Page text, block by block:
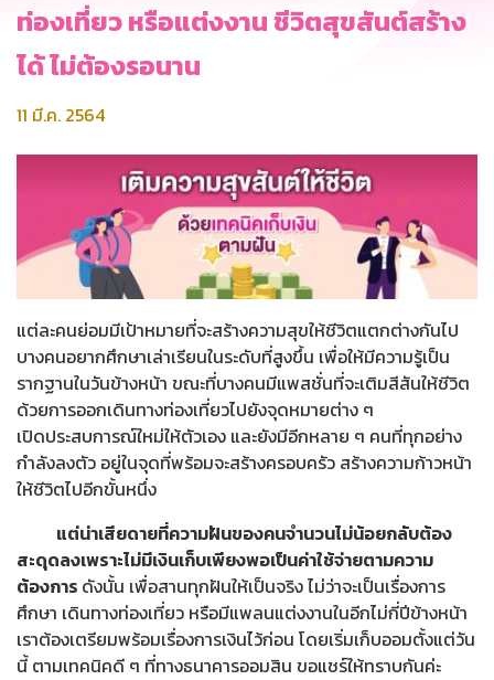
ท่องเที่ยว หรือแต่งงาน ชีวิตสุขสันต์สร้าง
ได้ ไม่ต้องรอนาน
11 มี.ค. 2564
แต่ละคนย่อมมีเป้าหมายที่จะสร้างความสุขให้ชีวิตแตกต่างกันไป
บางคนอยากศึกษาเล่าเรียนในระดับที่สูงขึ้น เพื่อให้มีความรู้เป็น
รากฐานในวันข้างหน้า ขณะที่บางคนมีแพสชั่นที่จะเติมสีสันให้ชีวิต
ด้วยการออกเดินทางท่องเที่ยวไปยังจุดหมายต่าง ๆ
เปิดประสบการณ์ใหม่ให้ตัวเอง และยังมีอีกหลาย ๆ คนที่ทุกอย่าง
กำลังลงตัว อยู่ในจุดที่พร้อมจะสร้างครอบครัว สร้างความก้าวหน้า
ให้ชีวิตไปอีกขั้นหนึ่ง
แต่น่าเสียดายที่ความฝันของคนจำนวนไม่น้อยกลับต้อง
สะดุดลงเพราะไม่มีเงินเก็บเพียงพอเป็นค่าใช้จ่ายตามความ
ต้องการ ดังนั้น เพื่อสานทุกฝันให้เป็นจริง ไม่ว่าจะเป็นเรื่องการ
ศึกษา เดินทางท่องเที่ยว หรือมีแพลนแต่งงานในอีกไม่กี่ปีข้างหน้า
เราต้องเตรียมพร้อมเรื่องการเงินไว้ก่อน โดยเริ่มเก็บออมตั้งแต่วัน
นี้ ตามเทคนิคดี ๆ ที่ทางธนาคารออมสิน ขอแชร์ให้ทราบกันค่ะ